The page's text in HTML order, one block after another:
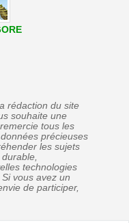
rédaction du site
souhaite une
tous les
précieuses
les sujets
technologies
vous avez un
de participer,